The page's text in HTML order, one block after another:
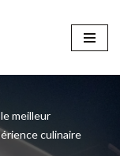
meilleur
culinaire